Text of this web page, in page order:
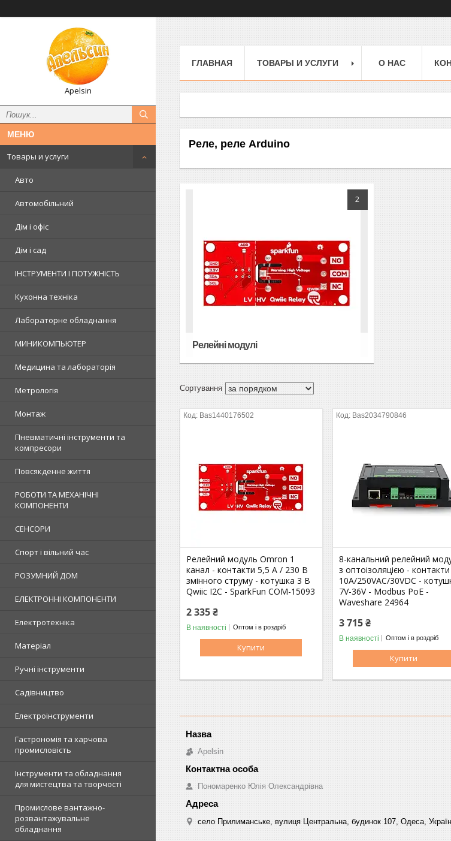
Apelsin
Товары и услуги
Авто
Автомобільний
Дім і офіс
Дім і сад
ІНСТРУМЕНТИ І ПОТУЖНІСТЬ
Кухонна техніка
Лабораторне обладнання
МИНИКОМПЬЮТЕР
Медицина та лабораторія
Метрологія
Монтаж
Пневматичні інструменти та
компресори
Повсякденне життя
РОБОТИ ТА МЕХАНІЧНІ
КОМПОНЕНТИ
СЕНСОРИ
Спорт і вільний час
РОЗУМНИЙ ДОМ
ЕЛЕКТРОННІ КОМПОНЕНТИ
Електротехніка
Матеріал
Ручні інструменти
Садівництво
Електроінструменти
Гастрономія та харчова
промисловість
Інструменти та обладнання
для мистецтва та творчості
Промислове вантажно-
розвантажувальне
обладнання
ГЛАВНАЯ ТОВАРЫ И УСЛУГИ О НАС
Реле, реле Arduino
2
Релейні модулі
Bas1440176502
Релейний модуль Omron 1
канал - контакти 5,5 А / 230 В
змінного струму - котушка 3 В
Qwiic I2C - SparkFun COM-15093
2 335 ₴
В наявності Оптом і в роздріб
Купити
Bas2034790846
8-канальний релейний
з оптоізоляцією - контакти
10A/250VAC/30VDC -
7V-36V - Modbus PoE -
Waveshare 24964
3 715 ₴
В наявності Оптом і в роздріб
Купити
Apelsin
Пономаренко Юлія Олександрівна
село Прилиманське, вулиця Центральна, будинок 107, Одеса,